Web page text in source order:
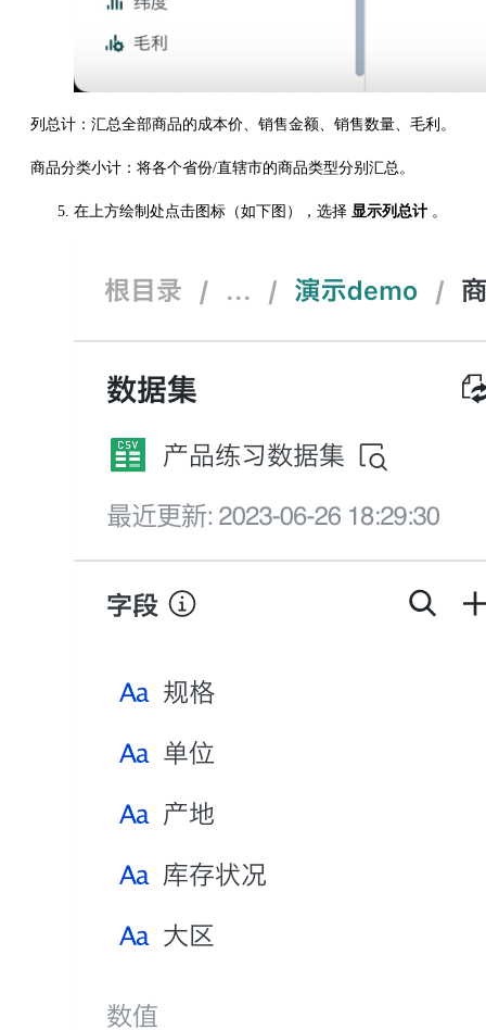
列总计：汇总全部商品的成本价、销售金额、销售数量、毛利。
商品分类小计：将各个省份/直辖市的商品类型分别汇总。
在上方绘制处点击图标（如下图），选择 显示列总计 。